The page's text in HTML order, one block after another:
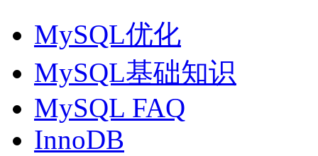
MySQL优化
MySQL基础知识
MySQL FAQ
InnoDB